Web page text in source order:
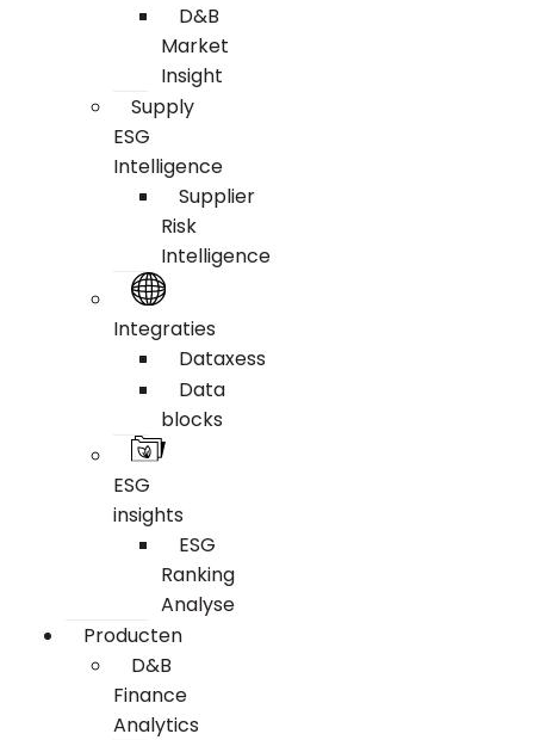
D&B
Market
Insight
Supply
ESG
Intelligence
Supplier
Risk
Intelligence
Integraties
Dataxess
Data
blocks
ESG
insights
ESG
Ranking
Analyse
Producten
D&B
Finance
Analytics